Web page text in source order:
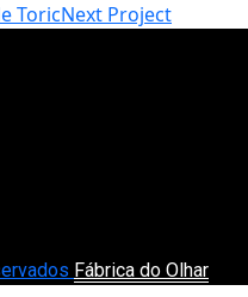
ToricNext Project
Fábrica do Olhar